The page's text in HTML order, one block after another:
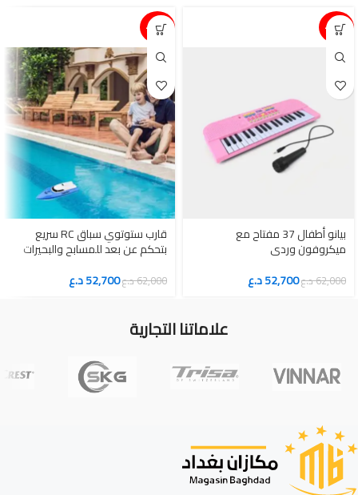
15%-
بيانو أطفال 37 مفتاح مع
ميكروفون وردي
62,000د.ع52,700د.ع
15%-
قارب ستوتوي سباق RC سريع
بتحكم عن بعد للمسابح والبحيرات
62,000د.ع52,700د.ع
علاماتنا التجارية